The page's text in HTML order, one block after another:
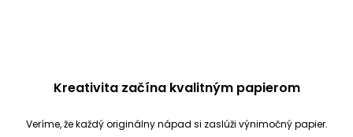
Kreativita začína kvalitným papierom
Veríme, že každý originálny nápad si zaslúži výnimočný papier.